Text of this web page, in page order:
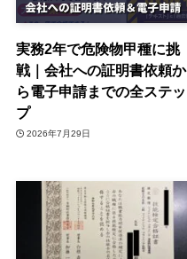
実務2年で危険物甲種に挑
戦｜会社への証明書依頼か
ら電子申請までの全ステッ
プ
2026年7月29日